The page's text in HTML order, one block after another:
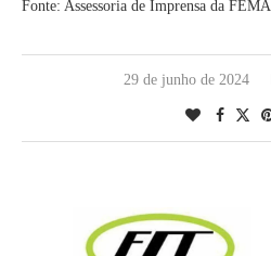
Fonte: Assessoria de Imprensa da FEMA
29 de junho de 2024